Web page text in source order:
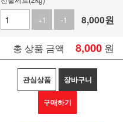
+1
-1 8,000원
총 상품 금액 8,000 원
관심상품 장바구니
구매하기